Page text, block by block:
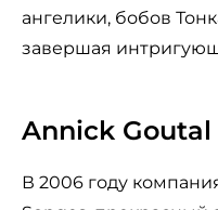
ангелики, бобов
завершая
Annick Goutal
В 2006 году